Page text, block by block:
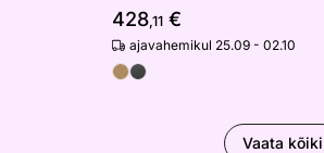
428,11 €
ajavahemikul 25.09 - 02.10
Vaata kõiki